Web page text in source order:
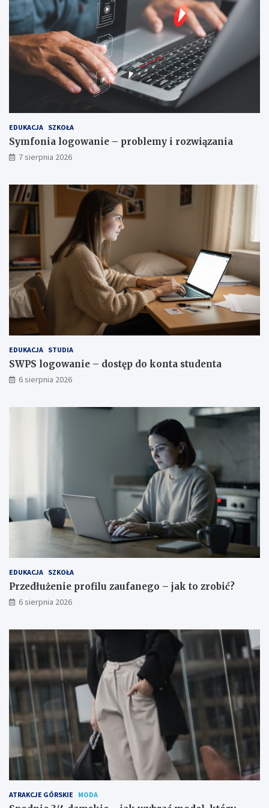
n
i
e
?
i
ą
z
a
EDUKACJA SZKOŁA
Symfonia logowanie – problemy i rozwiązania
7 sierpnia 2026
EDUKACJA STUDIA
SWPS logowanie – dostęp do konta studenta
6 sierpnia 2026
EDUKACJA SZKOŁA
Przedłużenie profilu zaufanego – jak to zrobić?
6 sierpnia 2026
ATRAKCJE GÓRSKIE MODA